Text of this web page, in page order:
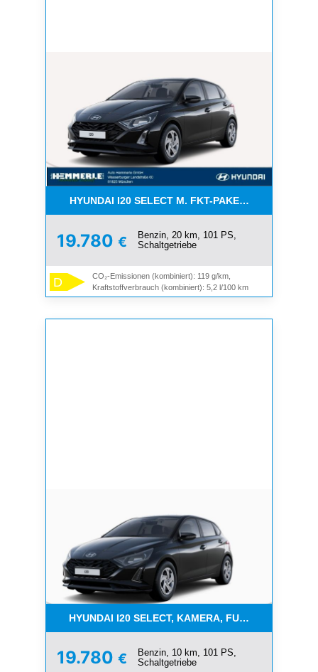
HYUNDAI I20 SELECT M. FKT-PAKET -
19.780 €
Benzin, 20 km, 101 PS,
Schaltgetriebe
D
CO₂-Emissionen (kombiniert): 119 g/km,
Kraftstoffverbrauch (kombiniert): 5,2 l/100 km
HYUNDAI I20 SELECT, KAMERA, FUNKT.PAKET,
19.780 €
Benzin, 10 km, 101 PS,
Schaltgetriebe